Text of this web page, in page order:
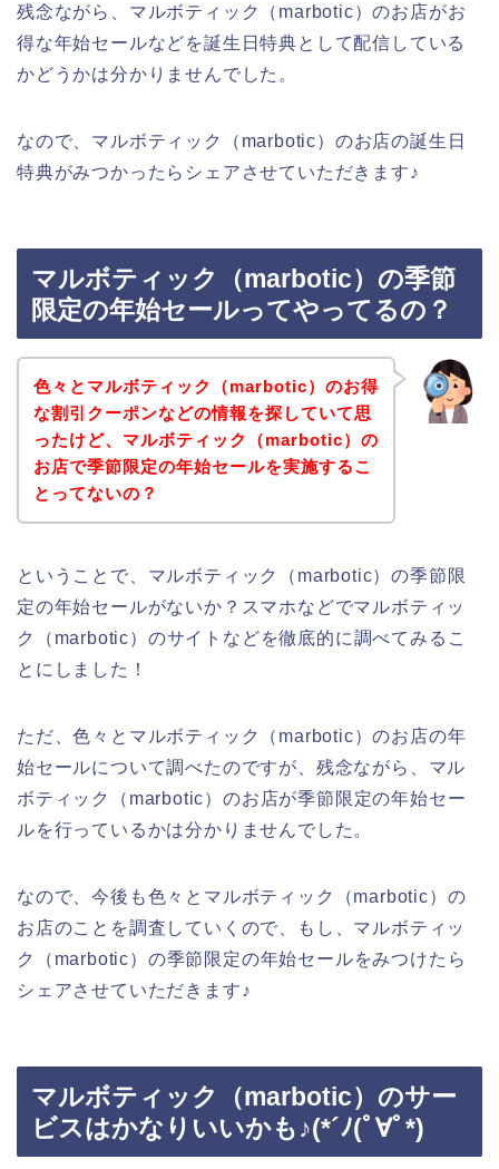
残念ながら、マルボティック（marbotic）のお店がお
得な年始セールなどを誕生日特典として配信している
かどうかは分かりませんでした。
なので、マルボティック（marbotic）のお店の誕生日
特典がみつかったらシェアさせていただきます♪
マルボティック（marbotic）の季節
限定の年始セールってやってるの？
色々とマルボティック（marbotic）のお得
な割引クーポンなどの情報を探していて思
ったけど、マルボティック（marbotic）の
お店で季節限定の年始セールを実施するこ
とってないの？
ということで、マルボティック（marbotic）の季節限
定の年始セールがないか？スマホなどでマルボティッ
ク（marbotic）のサイトなどを徹底的に調べてみるこ
とにしました！
ただ、色々とマルボティック（marbotic）のお店の年
始セールについて調べたのですが、残念ながら、マル
ボティック（marbotic）のお店が季節限定の年始セー
ルを行っているかは分かりませんでした。
なので、今後も色々とマルボティック（marbotic）の
お店のことを調査していくので、もし、マルボティッ
ク（marbotic）の季節限定の年始セールをみつけたら
シェアさせていただきます♪
マルボティック（marbotic）のサー
ビスはかなりいいかも♪(*´ﾉ(ﾟ∀ﾟ*)